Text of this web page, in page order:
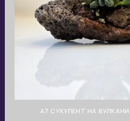
A7 СУКУЛЕНТ НА